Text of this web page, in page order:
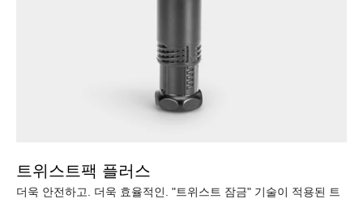
트위스트팩 플러스
더욱 안전하고. 더욱 효율적인. "트위스트 잠금" 기술이 적용된 트